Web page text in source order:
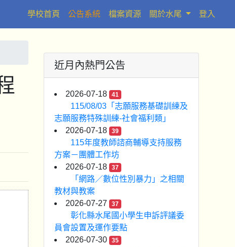
學校首頁 (current)
公告系統 檔案資源 關於水尾 登入
近月內熱門公告
2026-07-18 41
115/08/03「志願服務基礎訓練及
志願服務特殊訓練-社會福利類」
2026-07-18
39
115年度教師諮商輔導支持服務
方案－團體工作坊
2026-07-18
37
「網路／數位性別暴力」之相關
教材與教案
2026-07-27
37
彰化縣水尾國小學生申訴評議委
員會設置及運作要點
2026-07-30
35